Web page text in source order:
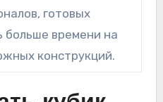
готовых
больше времени на
конструкций.